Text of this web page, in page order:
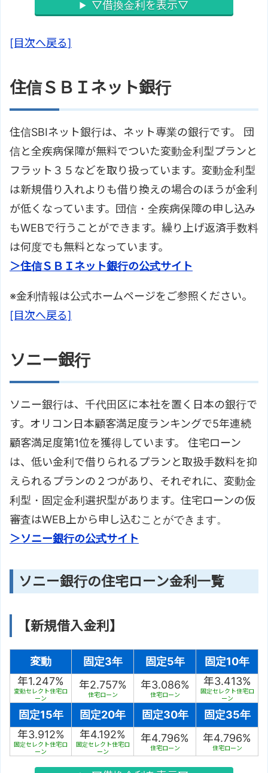
▽借換金利を表示▽
[目次へ戻る]
住信ＳＢＩネット銀行
住信SBIネット銀行は、ネット専業の銀行です。 団
信と全疾病保障が無料でついた変動金利型プランと
フラット３５などを取り扱っています。変動金利型
は新規借り入れよりも借り換えの場合のほうが金利
が低くなっています。団信・全疾病保障の申し込み
もWEBで行うことができます。繰り上げ返済手数料
は何度でも無料となっています。
＞住信ＳＢＩネット銀行の公式サイト
※金利情報は公式ホームページをご参照ください。
[目次へ戻る]
ソニー銀行
ソニー銀行は、千代田区に本社を置く日本の銀行で
す。オリコン日本顧客満足度ランキングで5年連続
顧客満足度第1位を獲得しています。 住宅ローン
は、低い金利で借りられるプランと取扱手数料を抑
えられるプランの２つがあり、それぞれに、変動金
利型・固定金利選択型があります。住宅ローンの仮
審査はWEB上から申し込むことができます。
＞ソニー銀行の公式サイト
ソニー銀行の住宅ローン金利一覧
【新規借入金利】
変動 固定3年 固定5年
固定10年
年1.247%
変動セレクト住宅ロ
ーン
年2.757%
住宅ローン
年3.086%
住宅ローン
年3.413%
固定セレクト住宅ロ
ーン
固定15年 固定20年 固定30年
固定35年
年3.912%
固定セレクト住宅ロ
ーン
年4.192%
固定セレクト住宅ロ
ーン
年4.796%
住宅ローン
年4.796%
住宅ローン